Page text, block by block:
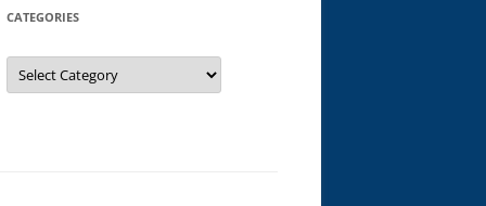
CATEGORIES
Categories